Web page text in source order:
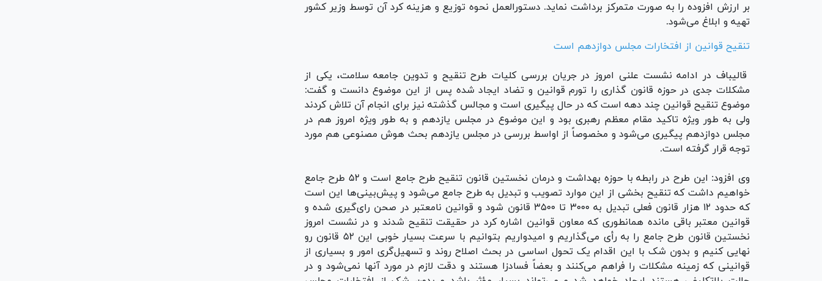
بر ارزش افزوده را به صورت متمرکز برداشت نماید. دستورالعمل نحوه توزیع و هزینه کرد آن توسط وزیر کشور
تهیه و ابلاغ می‌شود.
تنقیح قوانین از افتخارات مجلس دوازدهم است
قالیباف در ادامه نشست علنی امروز در جریان بررسی کلیات طرح تنقیح و تدوین جامعه سلامت، یکی از
مشکلات جدی در حوزه قانون گذاری را تورم قوانین و تضاد ایجاد شده پس از این موضوع دانست و گفت:
موضوع تنقیح قوانین چند دهه است که در حال پیگیری است و مجالس گذشته نیز برای انجام آن تلاش کردند
ولی به طور ویژه تاکید مقام معظم رهبری بود و این موضوع در مجلس یازدهم و به طور ویژه امروز هم در
مجلس دوازدهم پیگیری می‌شود و مخصوصاً از اواسط بررسی در مجلس یازدهم بحث هوش مصنوعی هم مورد
توجه قرار گرفته است.
وی افزود: این طرح در رابطه با حوزه بهداشت و درمان نخستین قانون تنقیح طرح جامع است و ۵۲ طرح جامع
خواهیم داشت که تنقیح بخشی از این موارد تصویب و تبدیل به طرح جامع می‌شود و پیش‌بینی‌ها این است
که حدود ۱۲ هزار قانون فعلی تبدیل به ۳۰۰۰ تا ۳۵۰۰ قانون شود و قوانین نامعتبر در صحن رای‌گیری شده و
قوانین معتبر باقی مانده همانطوری که معاون قوانین اشاره کرد در حقیقت تنقیح شدند و در نشست امروز
نخستین قانون طرح جامع را به رأی می‌گذاریم و امیدواریم بتوانیم با سرعت بسیار خوبی این ۵۲ قانون رو
نهایی کنیم و بدون شک با این اقدام یک تحول اساسی در بحث اصلاح روند و تسهیل‌گری امور و بسیاری از
قوانینی که زمینه مشکلات را فراهم می‌کنند و بعضاً فسادزا هستند و دقت لازم در مورد آنها نمی‌شود و در